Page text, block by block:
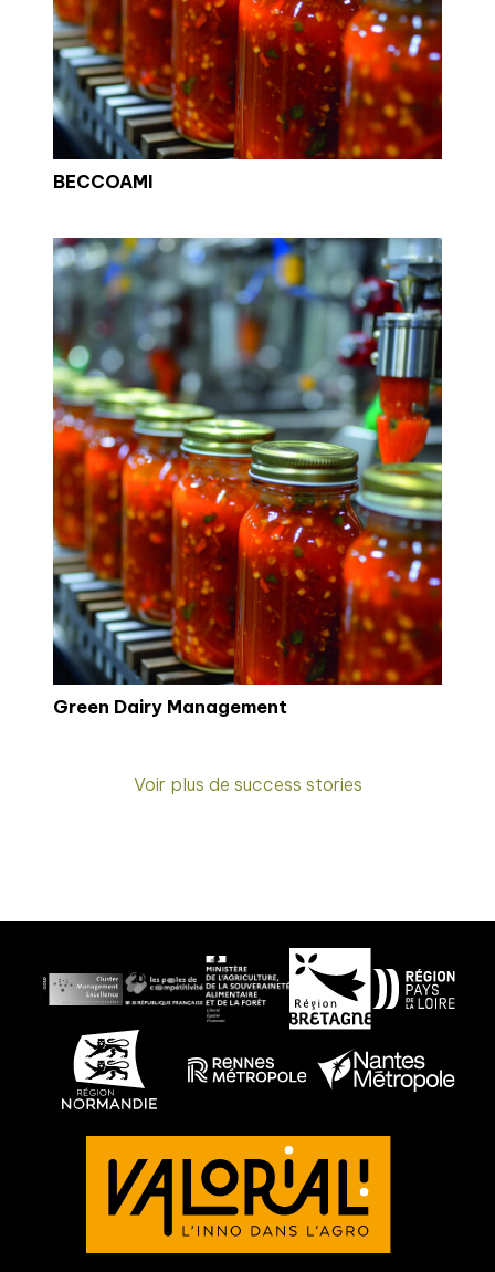
BECCOAMI
Green Dairy Management
Voir plus de success stories